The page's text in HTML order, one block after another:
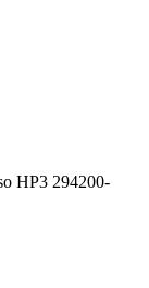
HP3 294200-